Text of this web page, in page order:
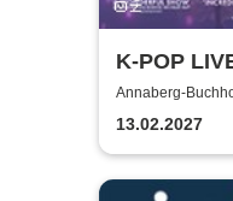
K-POP
Moves.
Annaberg-
Buchholz
13.02.2027